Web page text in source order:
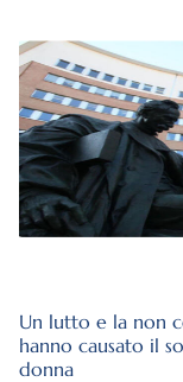
Un lutto e la non
hanno causato il
donna